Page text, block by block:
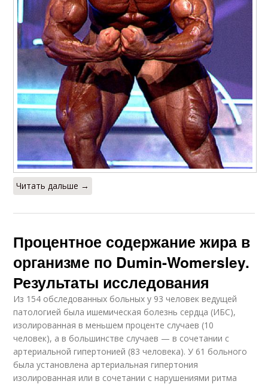
Читать дальше →
Процентное содержание жира в
организме по Dumin-Womersley.
Результаты исследования
Из 154 обследованных больных у 93 человек ведущей
патологией была ишемическая болезнь сердца (ИБС),
изолированная в меньшем проценте случаев (10
человек), а в большинстве случаев — в сочетании с
артериальной гипертонией (83 человека). У 61 больного
была установлена артериальная гипертония
изолированная или в сочетании с нарушениями ритма